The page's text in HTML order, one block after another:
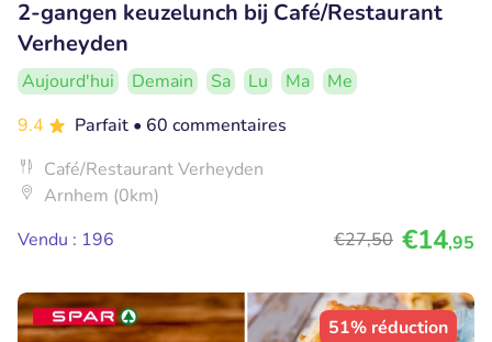
2-gangen keuzelunch bij Café/Restaurant
Verheyden
Aujourd'hui Demain Sa Lu Ma
Me
9.4
Parfait • 60 commentaires
Café/Restaurant Verheyden
Arnhem (0km)
Vendu : 196
€27,50 €14,95
51% réduction